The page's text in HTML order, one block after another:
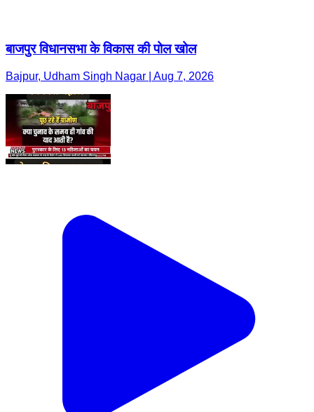
बाजपुर विधानसभा के विकास की पोल खोल
Bajpur, Udham Singh Nagar | Aug 7, 2026